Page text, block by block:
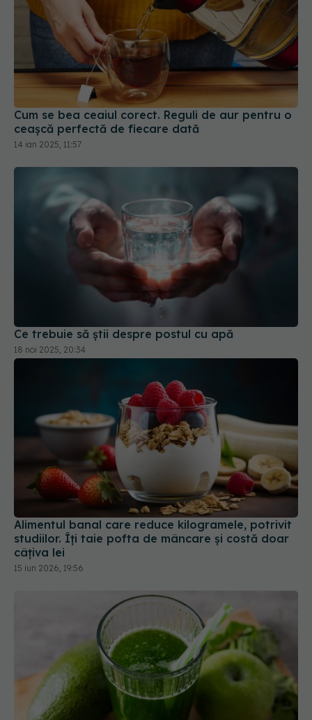
Cum se bea ceaiul corect. Reguli de aur pentru o
ceașcă perfectă de fiecare dată
Ce trebuie să știi despre postul cu apă
Alimentul banal care reduce kilogramele, potrivit
studiilor. Îți taie pofta de mâncare și costă doar
câțiva lei
15 iun 2026, 19:56
Sucurile verzi: detox real sau doar marketing?
20 aug 2025, 23:11